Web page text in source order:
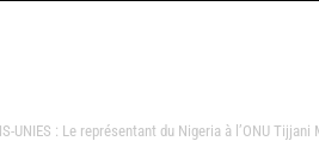
UNIES : Le représentant du Nigeria à l’ONU